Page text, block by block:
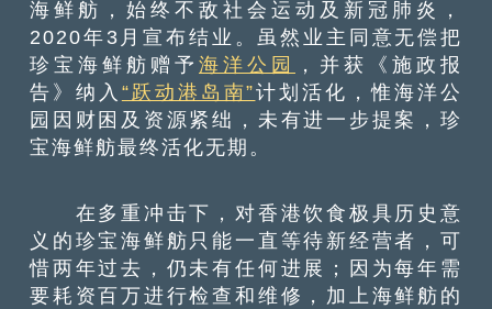
海鲜舫，始终不敌社会运动及新冠肺炎，
2020年3月宣布结业。虽然业主同意无偿把
珍宝海鲜舫赠予 海洋公园
，并获《施政报
告》纳入 “跃动港岛南”计划活化，惟海洋公
园因财困及资源紧绌，未有进一步提案，珍
宝海鲜舫最终活化无期。
在多重冲击下，对香港饮食极具历史意
义的珍宝海鲜舫只能一直等待新经营者，可
惜两年过去，仍未有任何进展；因为每年需
要耗资百万进行检查和维修，加上海鲜舫的